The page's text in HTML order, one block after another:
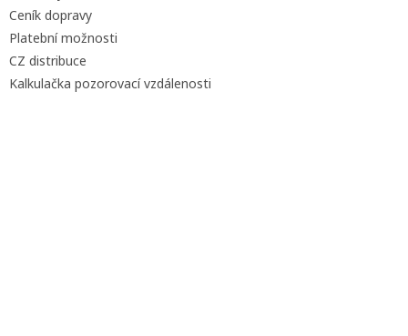
Ceník dopravy
Platební možnosti
CZ distribuce
Kalkulačka pozorovací vzdálenosti